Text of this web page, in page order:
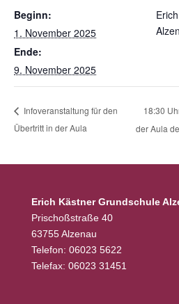
Beginn:
1. November 2025
Ende:
9. November 2025
Infoveranstaltung für den
Übertritt in der Aula
18:30
der Aula
Erich Kästner Grundschule
Prischoßstraße 40
63755 Alzenau
Telefon: 06023 5622
Telefax: 06023 31451